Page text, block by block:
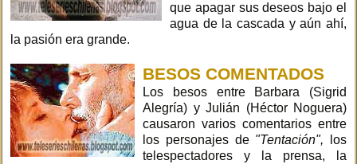
que apagar sus deseos bajo el
agua de la cascada y aún ahí,
la pasión era grande.
BESOS COMENTADOS
Los besos entre Barbara (Sigrid
Alegría) y Julián (Héctor Noguera)
causaron varios comentarios entre
los personajes de "Tentación", los
telespectadores y la prensa, la